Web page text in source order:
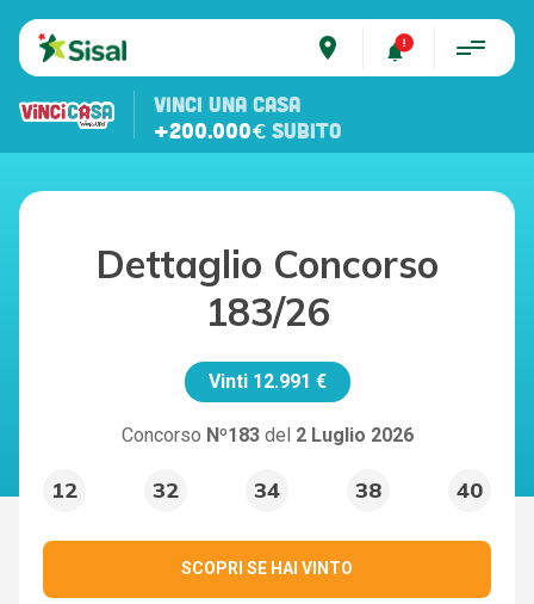
place
VINCI UNA CASA
+200.000€ SUBITO
Dettaglio Concorso
183/26
Vinti 12.991 €
Concorso Nº183 del 2 Luglio 2026
12 32 34 38 40
SCOPRI SE HAI VINTO